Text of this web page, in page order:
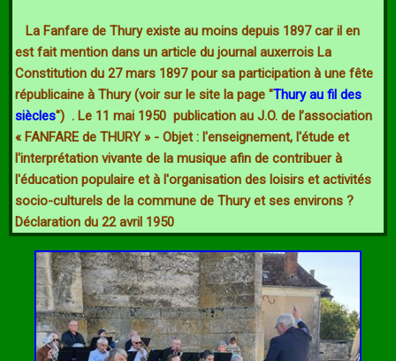
La Fanfare de Thury existe au moins depuis 1897 car il en
est fait mention dans un article du journal auxerrois La
Constitution du 27 mars 1897 pour sa participation à une fête
républicaine à Thury (voir sur le site la page "Thury au fil des
siècles") . Le 11 mai 1950 publication au J.O. de l’association
« FANFARE de THURY » - Objet : l'enseignement, l'étude et
l'interprétation vivante de la musique afin de contribuer à
l'éducation populaire et à l'organisation des loisirs et activités
socio-culturels de la commune de Thury et ses environs ?
Déclaration du 22 avril 1950